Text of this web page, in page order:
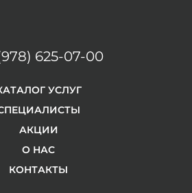
УСЛУГ
АКЦИИ
О НАС
КОНТАКТЫ
625-07-00